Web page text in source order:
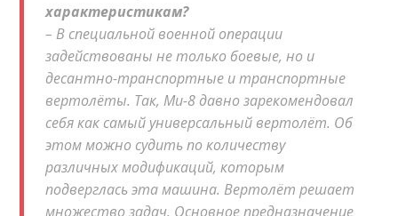
характеристикам?
– В специальной военной операции
задействованы не только боевые, но и
десантно-транспортные и транспортные
вертолёты. Так, Ми-8 давно зарекомендовал
себя как самый универсальный вертолёт. Об
этом можно судить по количеству
различных модификаций, которым
подверглась эта машина. Вертолёт решает
множество задач. Основное предназначение